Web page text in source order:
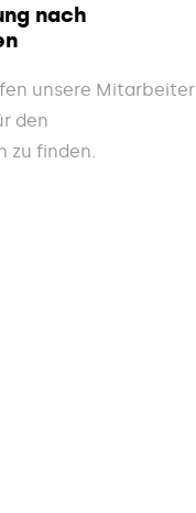
nach
unsere Mitarbeiter
den
zu finden.